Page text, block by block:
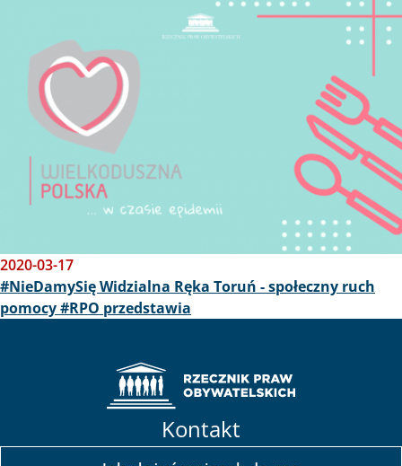
2020-03-17
#NieDamySię Widzialna Ręka Toruń - społeczny ruch
pomocy #RPO przedstawia
Kontakt